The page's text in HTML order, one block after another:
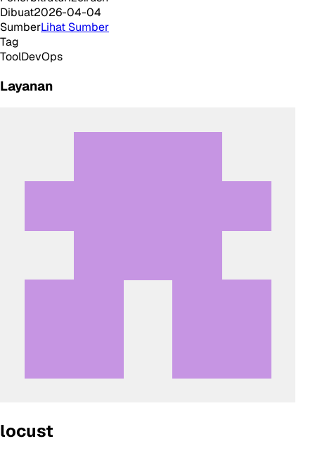
Dibuat2026-04-04
SumberLihat Sumber
Tag
ToolDevOps
Layanan
locust